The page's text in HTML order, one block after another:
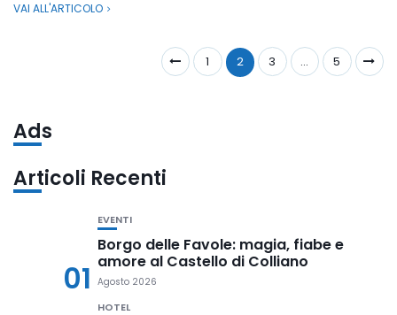
VAI ALL'ARTICOLO
1 2 3 … 5
Ads
Articoli Recenti
01
EVENTI
Borgo delle Favole: magia, fiabe e
amore al Castello di Colliano
Agosto 2026
HOTEL